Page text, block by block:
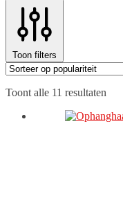
Toon filters
Toont alle 11 resultaten